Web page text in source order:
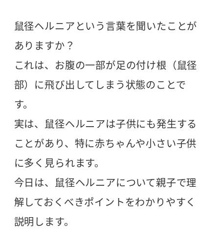
鼠径ヘルニアという言葉を聞いたことが
ありますか？
これは、お腹の一部が足の付け根（鼠径
部）に飛び出してしまう状態のことで
す。
実は、鼠径ヘルニアは子供にも発生する
ことがあり、特に赤ちゃんや小さい子供
に多く見られます。
今日は、鼠径ヘルニアについて親子で理
解しておくべきポイントをわかりやすく
説明します。